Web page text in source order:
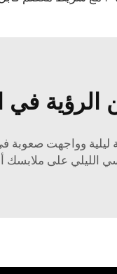
الرؤية في
ليلية وواجهت
الليلي على ملابسك